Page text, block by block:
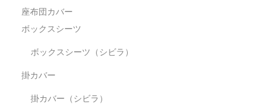
座布団カバー
ボックスシーツ
ボックスシーツ（シビラ）
掛カバー
掛カバー（シビラ）